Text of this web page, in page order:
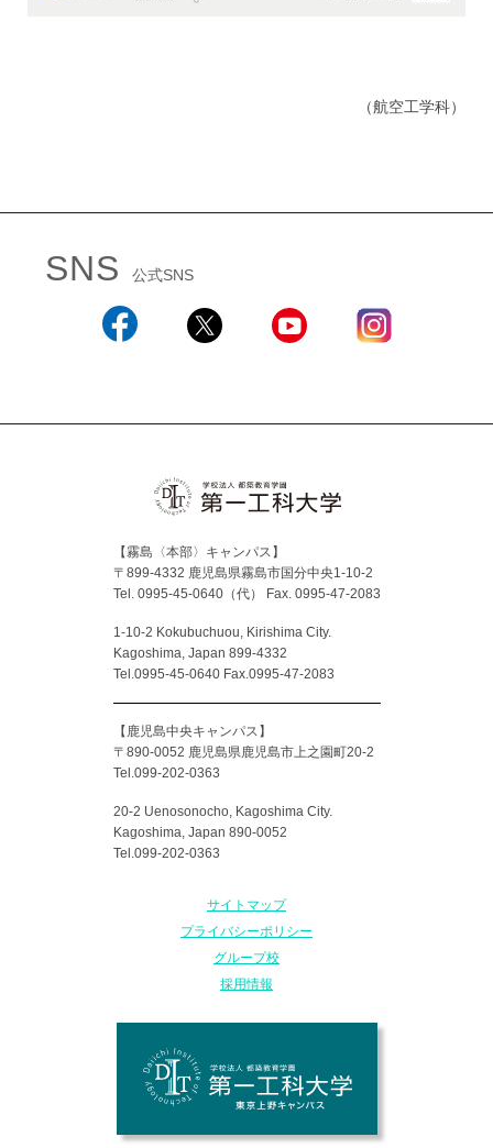
（航空工学科）
SNS 公式SNS
【霧島〈本部〉キャンパス】
〒899-4332 鹿児島県霧島市国分中央1-10-2
Tel. 0995-45-0640（代）
Fax. 0995-47-2083
1-10-2 Kokubuchuou, Kirishima City.
Kagoshima, Japan 899-4332
Tel.0995-45-0640 Fax.0995-47-2083
【鹿児島中央キャンパス】
〒890-0052 鹿児島県鹿児島市上之園町20-2
Tel.099-202-0363
20-2 Uenosonocho, Kagoshima City.
Kagoshima, Japan 890-0052
Tel.099-202-0363
サイトマップ
プライバシーポリシー
グループ校
採用情報